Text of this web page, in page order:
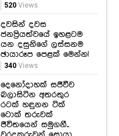
520 Views
දවසින් දවස
ජනප්‍රියත්වයේ ඉහළටම
යන දසුනිගේ ලස්සනම
ඡායාරූප පෙළක් මෙන්න!
340 Views
දෙනෝදාහක් සජීවීව
බලාසිටින අතරතුර
රටක් හඳුනන ටික්
ටොක් තරුවක්
ජීවිතයෙන් සමුගනී..